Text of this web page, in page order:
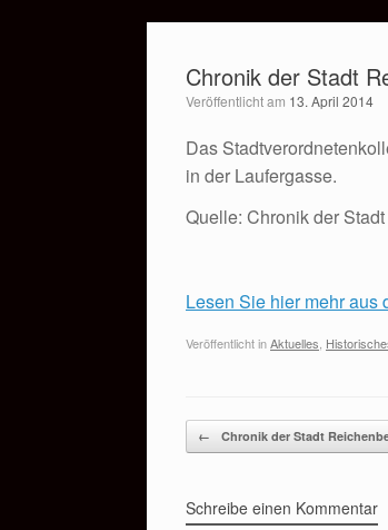
springenChronik der Stadt
Veröffentlicht am 13. April 2014
Das
in der Laufergasse.
Quelle: Chronik der
Lesen Sie hier mehr aus
Veröffentlicht inAktuelles
Beitragsnavigation
← Chronik der Stadt
Schreibe einen Kommentar